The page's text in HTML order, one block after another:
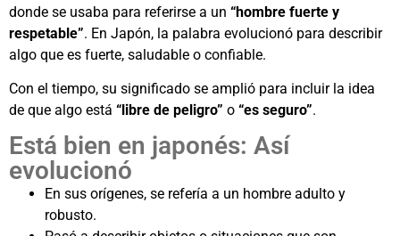
donde se usaba para referirse a un “hombre fuerte y
respetable”. En Japón, la palabra evolucionó para describir
algo que es fuerte, saludable o confiable.
Con el tiempo, su significado se amplió para incluir la idea
de que algo está “libre de peligro” o “es seguro”.
Está bien en japonés: Así
evolucionó
En sus orígenes, se refería a un hombre adulto y
robusto.